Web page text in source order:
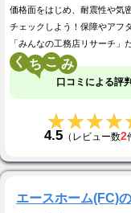
価格面をはじめ、耐震性や気
チェックしよう！保障やアフ
「みんなの工務店リサーチ」
く こ
口コミによる評判
4.5（レビュー数2
エースホーム(FC)